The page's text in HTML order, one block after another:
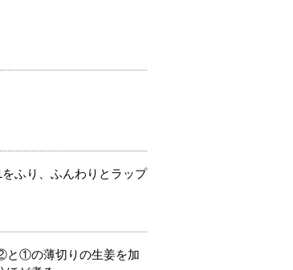
ふり、ふんわりとラップ
と①の薄切りの生姜を加